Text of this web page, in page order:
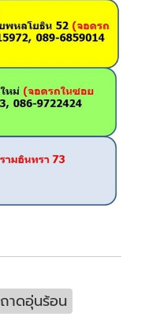
ถาดอุ่นร้อน